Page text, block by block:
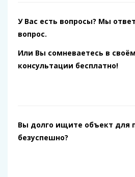
У Вас есть вопросы? Мы
вопрос.
Или Вы сомневаетесь в
консультации бесплатно!
Вы долго ищите объект для
безуспешно?